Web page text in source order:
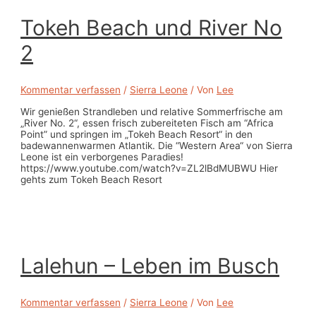
Tokeh Beach und River No
2
Kommentar verfassen / Sierra Leone / Von Lee
Wir genießen Strandleben und relative Sommerfrische am
„River No. 2“, essen frisch zubereiteten Fisch am “Africa
Point” und springen im „Tokeh Beach Resort“ in den
badewannenwarmen Atlantik. Die “Western Area“ von Sierra
Leone ist ein verborgenes Paradies!
https://www.youtube.com/watch?v=ZL2lBdMUBWU Hier
gehts zum Tokeh Beach Resort
Lalehun – Leben im Busch
Kommentar verfassen / Sierra Leone / Von Lee